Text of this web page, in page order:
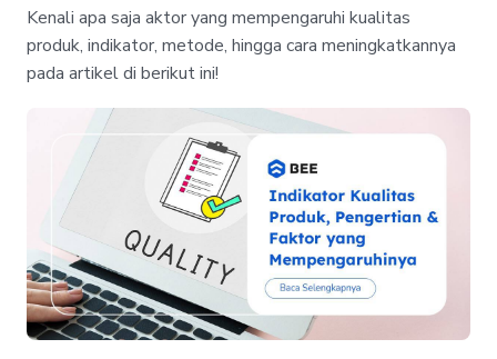
Kenali apa saja aktor yang mempengaruhi kualitas
produk, indikator, metode, hingga cara meningkatkannya
pada artikel di berikut ini!